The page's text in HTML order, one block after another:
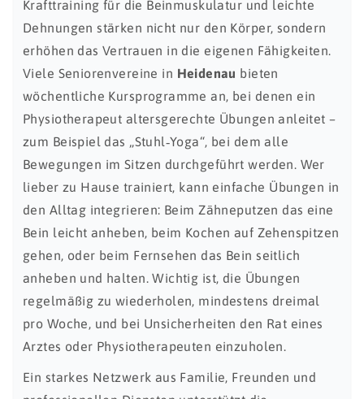
Krafttraining für die Beinmuskulatur und leichte
Dehnungen stärken nicht nur den Körper, sondern
erhöhen das Vertrauen in die eigenen Fähigkeiten.
Viele Seniorenvereine in Heidenau bieten
wöchentliche Kursprogramme an, bei denen ein
Physiotherapeut altersgerechte Übungen anleitet –
zum Beispiel das „Stuhl‑Yoga“, bei dem alle
Bewegungen im Sitzen durchgeführt werden. Wer
lieber zu Hause trainiert, kann einfache Übungen in
den Alltag integrieren: Beim Zähneputzen das eine
Bein leicht anheben, beim Kochen auf Zehenspitzen
gehen, oder beim Fernsehen das Bein seitlich
anheben und halten. Wichtig ist, die Übungen
regelmäßig zu wiederholen, mindestens dreimal
pro Woche, und bei Unsicherheiten den Rat eines
Arztes oder Physiotherapeuten einzuholen.
Ein starkes Netzwerk aus Familie, Freunden und